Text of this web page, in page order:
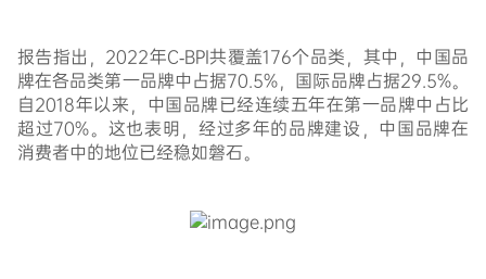
报告指出，2022年C-BPI共覆盖176个品类，其中，中国品
牌在各品类第一品牌中占据70.5%，国际品牌占据29.5%。
自2018年以来，中国品牌已经连续五年在第一品牌中占比
超过70%。这也表明，经过多年的品牌建设，中国品牌在
消费者中的地位已经稳如磐石。